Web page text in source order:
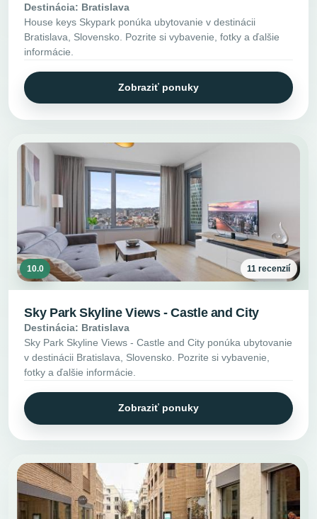
Destinácia: Bratislava
House keys Skypark ponúka ubytovanie v destinácii
Bratislava, Slovensko. Pozrite si vybavenie, fotky a ďalšie
informácie.
Zobraziť ponuky
10.0 11 recenzií
Sky Park Skyline Views - Castle and City
Destinácia: Bratislava
Sky Park Skyline Views - Castle and City ponúka ubytovanie
v destinácii Bratislava, Slovensko. Pozrite si vybavenie,
fotky a ďalšie informácie.
Zobraziť ponuky